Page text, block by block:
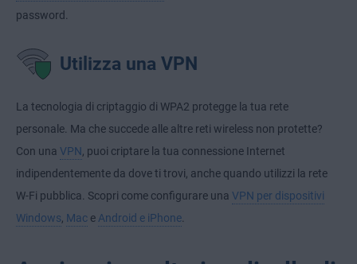
password.
Utilizza una VPN
La tecnologia di criptaggio di WPA2 protegge la tua rete
personale. Ma che succede alle altre reti wireless non protette?
Con una VPN , puoi criptare la tua connessione Internet
indipendentemente da dove ti trovi, anche quando utilizzi la rete
W-Fi pubblica. Scopri come configurare una VPN per dispositivi
Windows Mac e Android e iPhone